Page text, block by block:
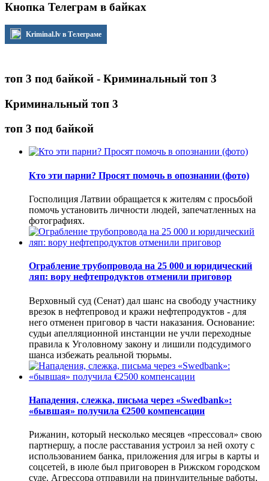
Кнопка Телеграм в байках
Kriminal.lv в Телеграме
топ 3 под байкой - Криминальный топ 3
Криминальный топ 3
топ 3 под байкой
Кто эти парни? Просят помочь в опознании (фото)
Госполиция Латвии обращается к жителям с просьбой
помочь установить личности людей, запечатленных на
фотографиях.
Ограбление трубопровода на 25 000 и юридический
ляп: вору нефтепродуктов отменили приговор
Верховный суд (Сенат) дал шанс на свободу участнику
врезок в нефтепровод и кражи нефтепродуктов - для
него отменен приговор в части наказания. Основание:
судьи апелляционной инстанции не учли переходные
правила к Уголовному закону и лишили подсудимого
шанса избежать реальной тюрьмы.
Нападения, слежка, письма через «Swedbank»:
«бывшая» получила €2500 компенсации
Рижанин, который несколько месяцев «прессовал» свою
партнершу, а после расставания устроил за ней охоту с
использованием банка, приложения для игры в карты и
соцсетей, в июле был приговорен в Рижском городском
суде. Агрессора отправили на принудительные работы,